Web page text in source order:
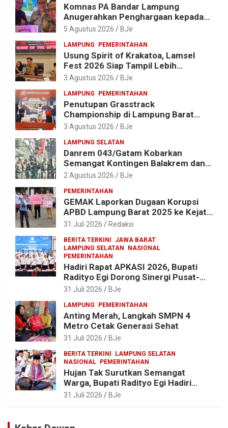
Komnas PA Bandar Lampung
Anugerahkan Penghargaan kepada
Kombes Pol. Alfret Jacob Tilukay
5 Agustus 2026 BJe
LAMPUNG PEMERINTAHAN
Usung Spirit of Krakatoa, Lamsel
Fest 2026 Siap Tampil Lebih
Spektakuler dengan Empat Event
3 Agustus 2026 BJe
LAMPUNG PEMERINTAHAN
Penutupan Grasstrack
Championship di Lampung Barat
Meriah, Dihadiri Ribuan Penonton; Ini
3 Agustus 2026 BJe
LAMPUNG SELATAN
Danrem 043/Gatam Kobarkan
Semangat Kontingen Balakrem dan
Yonif 143/TWEJ di Pembukaan
XXI/Radin Inten
2 Agustus 2026 BJe
PEMERINTAHAN
GEMAK Laporkan Dugaan Korupsi
APBD Lampung Barat 2025 ke Kejati
Lampung, Soroti Proyek Jalan
31 Juli 2026 Redaksi
BERITA TERKINI
JAWA BARAT
LAMPUNG SELATAN
NASIONAL
PEMERINTAHAN
Hadiri Rapat APKASI 2026, Bupati
Radityo Egi Dorong Sinergi Pusat-
Daerah untuk Percepat
31 Juli 2026 BJe
LAMPUNG PEMERINTAHAN
Anting Merah, Langkah SMPN 4
Metro Cetak Generasi Sehat
31 Juli 2026 BJe
BERITA TERKINI
LAMPUNG SELATAN
NASIONAL
PEMERINTAHAN
Hujan Tak Surutkan Semangat
Warga, Bupati Radityo Egi Hadiri
Tradisi Sedekah Bumi 206 Tahun di
31 Juli 2026 BJe